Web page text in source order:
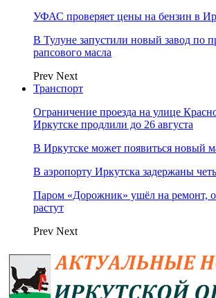
УФАС проверяет цены на бензин в
В Тулуне запустили новый завод по
рапсового масла
Prev Next
Транспорт
Ограничение проезда на улице
Иркутске продлили до 26 августа
В Иркутске может появиться новый
В аэропорту Иркутска задержаны
Паром «Дорожник» ушёл на ремонт,
растут
Prev Next